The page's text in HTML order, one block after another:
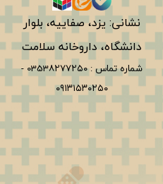
نشانی: یزد، صفاییه، بلوار
دانشگاه، داروخانه سلامت
شماره تماس :0353۸۲۷۷۲۵۰ -
۰۹۱۳۱۵۳۰۲۵۰